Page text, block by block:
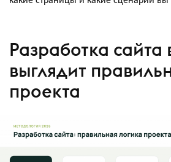
Разработка сайта
выглядит
проекта